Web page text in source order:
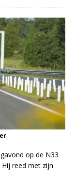
op de N33
reed met zijn